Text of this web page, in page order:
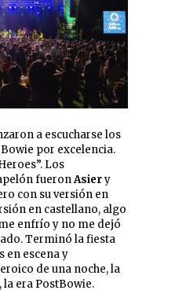
a escucharse los
por excelencia.
Los
fueronAsiery
con su versión en
en castellano, algo
enfrío y no me dejó
Terminó la fiesta
en escena y
de una noche, la
la era PostBowie.